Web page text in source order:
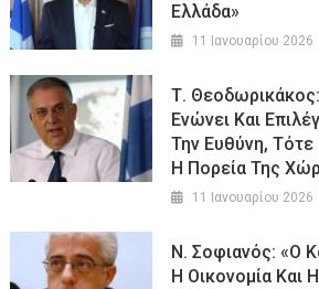
Ελλάδα»
11 Ιανουαρίου 2026
Τ.
Ενώνει Και
Την Ευθύνη,
Η Πορεία Της
11 Ιανουαρίου 2026
Ν. Σοφιανός: «Ο
Η Οικονομία Και